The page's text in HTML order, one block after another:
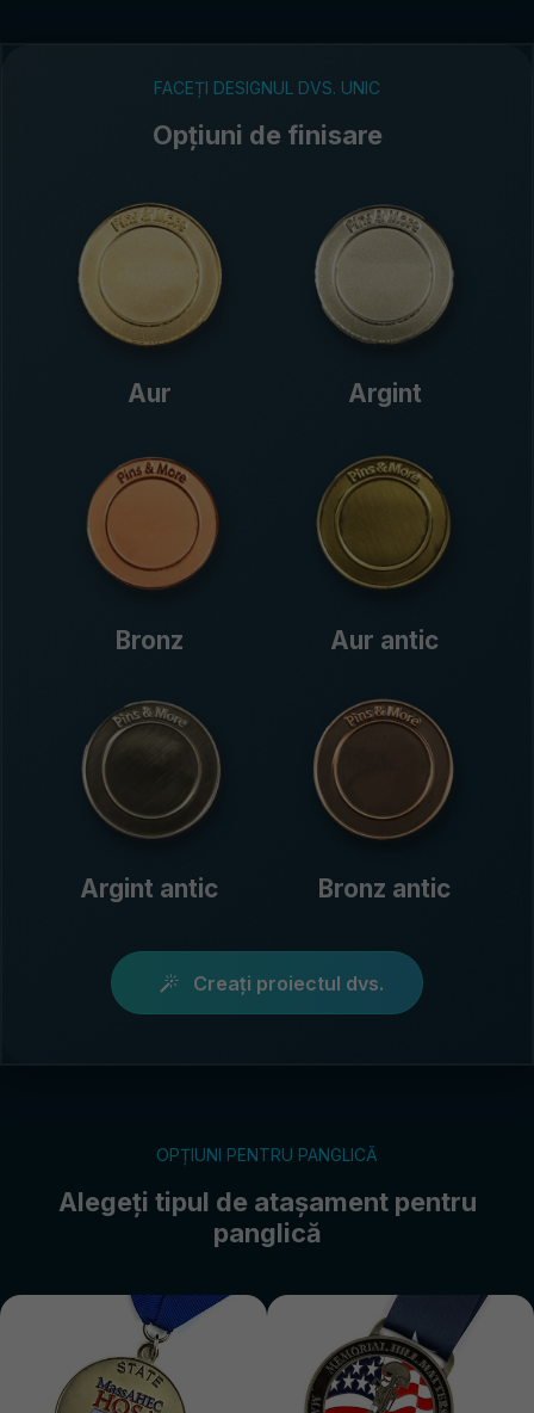
FACEȚI DESIGNUL DVS. UNIC
Opțiuni de finisare
Aur Argint
Bronz Aur antic
Argint antic Bronz antic
Creați proiectul dvs.
OPȚIUNI PENTRU PANGLICĂ
Alegeți tipul de atașament pentru
panglică